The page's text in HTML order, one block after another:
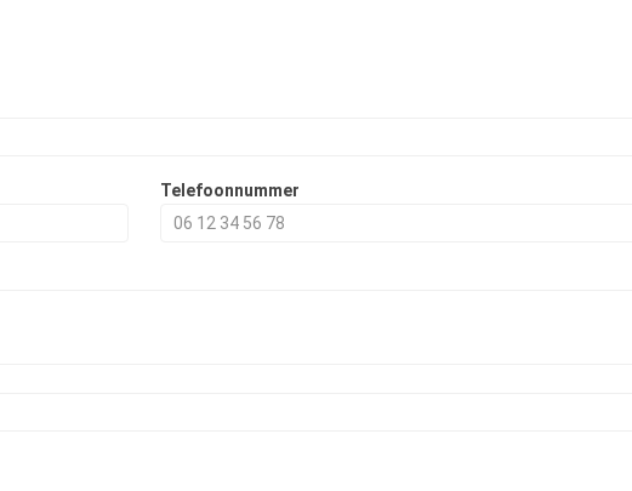
Telefoonnummer